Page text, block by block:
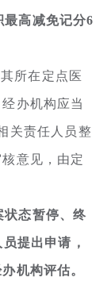
高减免记分6
所在定点医
办机构应当
关责任人员整
意见，由定
状态暂停、终
提出申请，
机构评估。